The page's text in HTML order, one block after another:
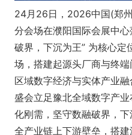
24月26日，2026中国(郑
分会场在濮阳国际会展中
破界，下沉为王” 为核心
场，搭建起源头厂商与终
区域数字经济与实体产业融
盛会立足豫北全域数字产
化刚需，坚守数融破界，
全产业链上下游壁垒，搭